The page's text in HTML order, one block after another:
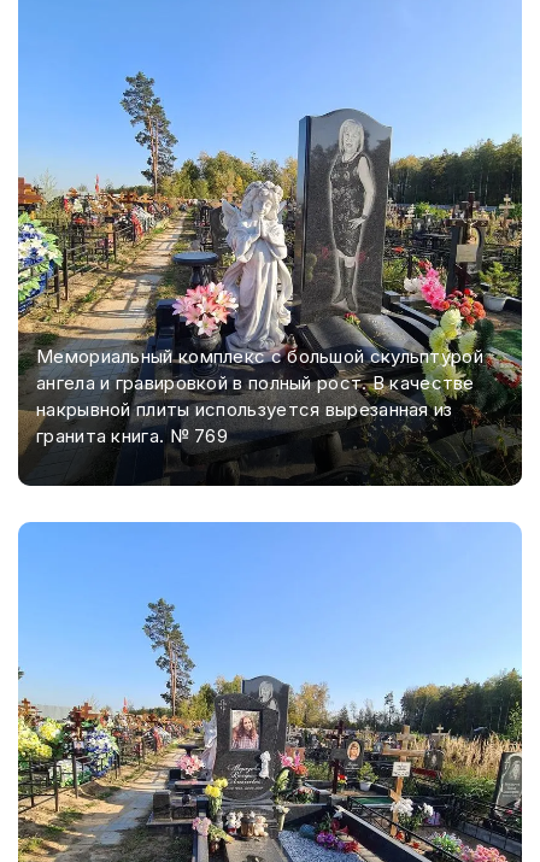
Мемориальный комплекс с большой скульптурой
ангела и гравировкой в полный рост. В качестве
накрывной плиты используется вырезанная из
гранита книга. № 769